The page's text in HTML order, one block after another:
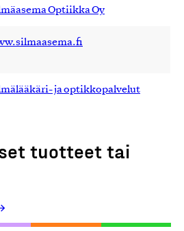
Optiikka Oy
ja optikkopalvelut
tuotteet tai